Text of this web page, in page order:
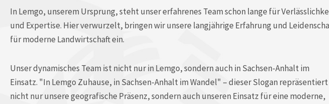
In Lemgo, unserem Ursprung, steht unser erfahrenes Team schon lange für
und Expertise. Hier verwurzelt, bringen wir unsere langjährige Erfahrung und
für moderne Landwirtschaft ein.
Unser dynamisches Team ist nicht nur in Lemgo, sondern auch in Sachsen-Anhalt im
Einsatz. "In Lemgo Zuhause, in Sachsen-Anhalt im Wandel" – dieser Slogan repräsentiert
nicht nur unsere geografische Präsenz, sondern auch unseren Einsatz für eine moderne,